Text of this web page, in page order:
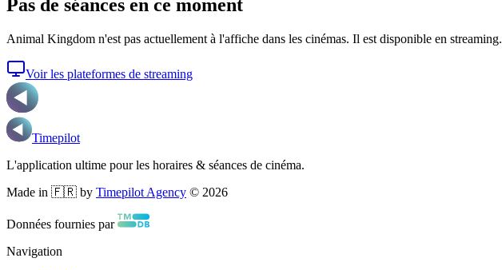
Pas de séances en ce moment
Animal Kingdom n'est pas actuellement à l'affiche dans les cinémas. Il est disponible en streaming.
Voir les plateformes de streaming
Timepilot
L'application ultime pour les horaires & séances de cinéma.
Made in 🇫🇷 by Timepilot Agency © 2026
Données fournies par
Navigation